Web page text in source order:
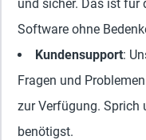
und sicher. Das ist für
Software ohne
Kundensupport:
Fragen und
zur Verfügung. Sprich
benötigst.